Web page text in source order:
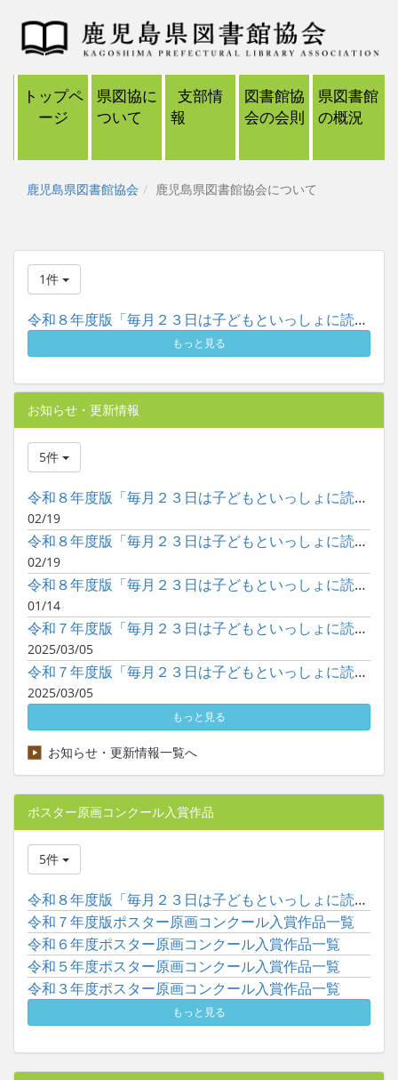
トップペ
ージ
県図協に
ついて
支部情
報
図書館協
会の会則
県図書館
の概況
鹿児島県図書館協会 鹿児島県図書館協会について
1件
令和８年度版「毎月２３日は子どもといっしょに読書の日」ポスタ...
もっと見る
お知らせ・更新情報
5件
令和８年度版「毎月２３日は子どもといっしょに読書の日」ポスタ...
02/19
令和８年度版「毎月２３日は子どもといっしょに読書の日」ポスタ...
02/19
令和８年度版「毎月２３日は子どもといっしょに読書の日」ポスタ...
01/14
令和７年度版「毎月２３日は子どもといっしょに読書の日」ポスタ...
2025/03/05
令和７年度版「毎月２３日は子どもといっしょに読書の日」ポスタ...
2025/03/05
もっと見る
お知らせ・更新情報一覧へ
ポスター原画コンクール入賞作品
5件
令和８年度版「毎月２３日は子どもといっしょに読書の日」ポスタ...
令和７年度版ポスター原画コンクール入賞作品一覧
令和６年度ポスター原画コンクール入賞作品一覧
令和５年度ポスター原画コンクール入賞作品一覧
令和３年度ポスター原画コンクール入賞作品一覧
もっと見る